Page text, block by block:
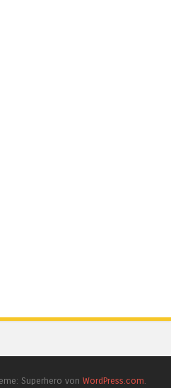
Superhero von WordPress.com